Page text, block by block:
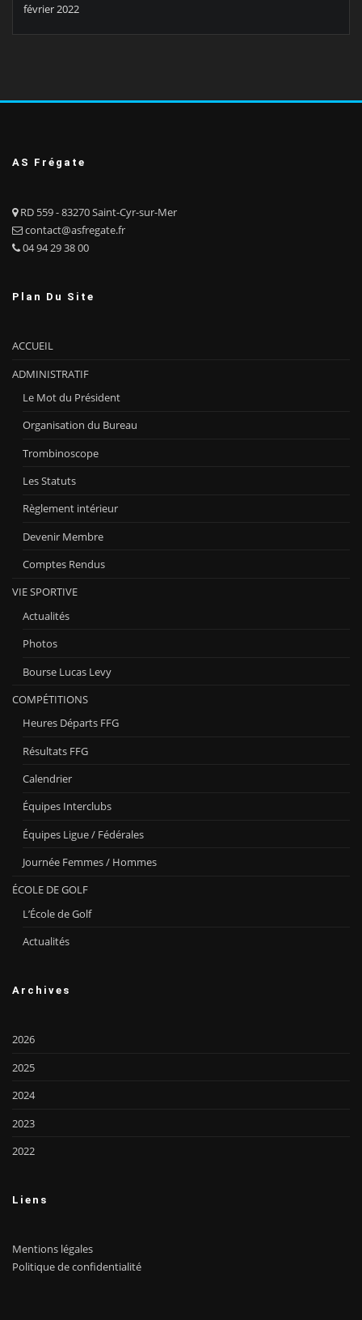
février 2022
AS Frégate
RD 559 - 83270 Saint-Cyr-sur-Mer
contact@asfregate.fr
04 94 29 38 00
Plan Du Site
ACCUEIL
ADMINISTRATIF
Le Mot du Président
Organisation du Bureau
Trombinoscope
Les Statuts
Règlement intérieur
Devenir Membre
Comptes Rendus
VIE SPORTIVE
Actualités
Photos
Bourse Lucas Levy
COMPÉTITIONS
Heures Départs FFG
Résultats FFG
Calendrier
Équipes Interclubs
Équipes Ligue / Fédérales
Journée Femmes / Hommes
ÉCOLE DE GOLF
L’École de Golf
Actualités
Archives
2026
2025
2024
2023
2022
Liens
Mentions légales
Politique de confidentialité